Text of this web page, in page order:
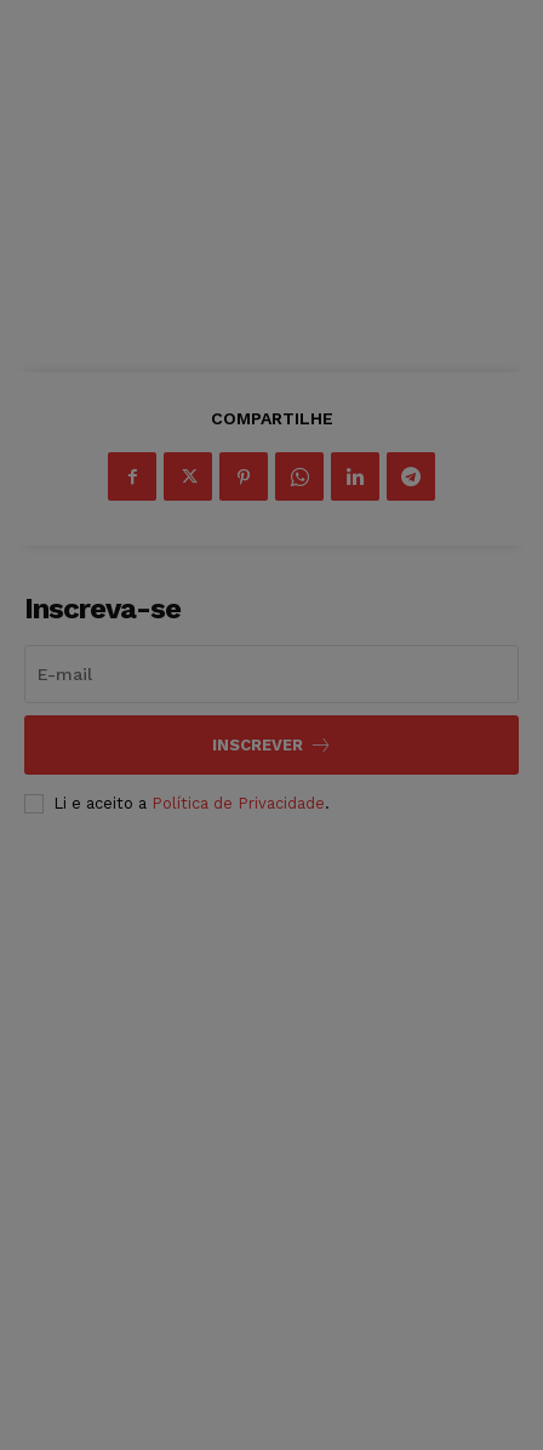
COMPARTILHE
Inscreva-se
INSCREVER
Li e aceito a Política de Privacidade.